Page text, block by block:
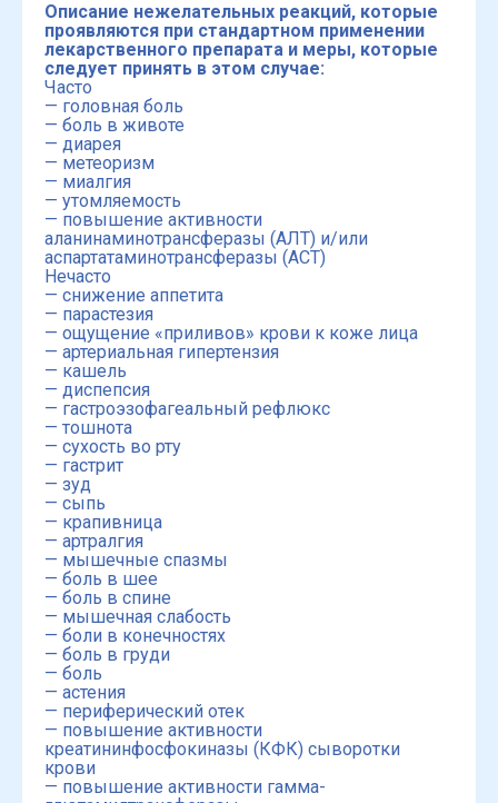
Описание нежелательных реакций, которые
проявляются при стандартном применении
лекарственного препарата и меры, которые
следует принять в этом случае:
Часто
— головная боль
— боль в животе
— диарея
— метеоризм
— миалгия
— утомляемость
— повышение активности
аланинаминотрансферазы (АЛТ) и/или
аспартатаминотрансферазы (ACT)
Нечасто
— снижение аппетита
— парастезия
— ощущение «приливов» крови к коже лица
— артериальная гипертензия
— кашель
— диспепсия
— гастроэзофагеальный рефлюкс
— тошнота
— сухость во рту
— гастрит
— зуд
— сыпь
— крапивница
— артралгия
— мышечные спазмы
— боль в шее
— боль в спине
— мышечная слабость
— боли в конечностях
— боль в груди
— боль
— астения
— периферический отек
— повышение активности
креатининфосфокиназы (КФК) сыворотки
крови
— повышение активности гамма-